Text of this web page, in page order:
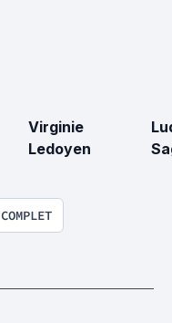
Virginie
Ledoyen